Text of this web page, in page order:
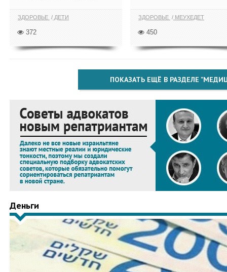
ЗДОРОВЬЕ ДЕТИ
372
ЗДОРОВЬЕ МЕУХЕДЕТ
450
ПОКАЗАТЬ ЕЩЁ В РАЗДЕЛЕ
Деньги